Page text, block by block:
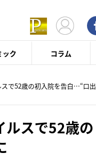
ック コラム
で52歳の初入院を告白…“口出
ルスで52歳の